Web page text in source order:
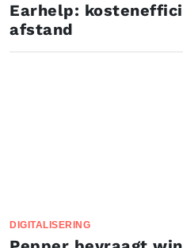
Earhelp:
afstand
DIGITALISERING